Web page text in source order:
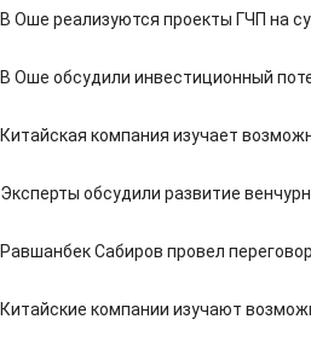
В Оше реализуются проекты ГЧП на
В Оше обсудили инвестиционный
Китайская компания изучает
Эксперты обсудили развитие
Равшанбек Сабиров провел
Китайские компании изучают